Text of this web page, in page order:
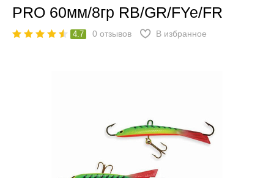
PRO 60мм/8гр RB/GR/FYe/FR
4.7 0 отзывов В избранное